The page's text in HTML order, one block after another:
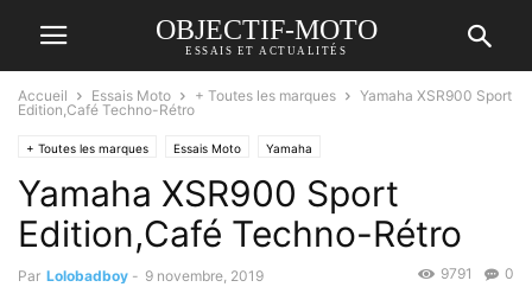
OBJECTIF-MOTO
ESSAIS ET ACTUALITÉS
Accueil Essais Moto + Toutes les marques
Yamaha XSR900 Sport
Edition,Café Techno-Rétro
+ Toutes les marques Essais Moto Yamaha
Yamaha XSR900 Sport
Edition,Café Techno-Rétro
Par Lolobadboy - 9 novembre, 2019 0
9791